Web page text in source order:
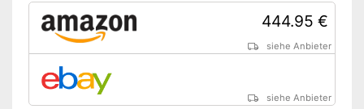
444.95 €
siehe Anbieter
siehe Anbieter